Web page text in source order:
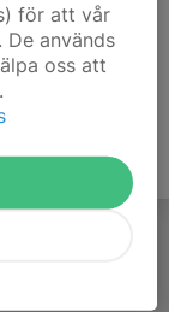
för att vår
används
oss att